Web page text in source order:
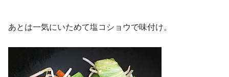
あとは一気にいためて塩コショウで味付け。